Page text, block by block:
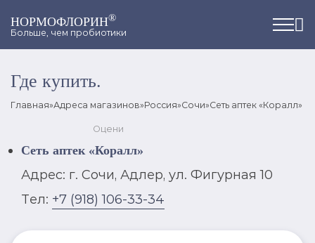
НОРМОФЛОРИН®
Больше, чем пробиотики
Где купить.
Главная»Адреса магазинов»Россия»Сочи»Сеть аптек «Коралл»
Оцени
Сеть аптек «Коралл»
Адрес: г. Сочи, Адлер, ул. Фигурная 10
Тел: +7 (918) 106-33-34